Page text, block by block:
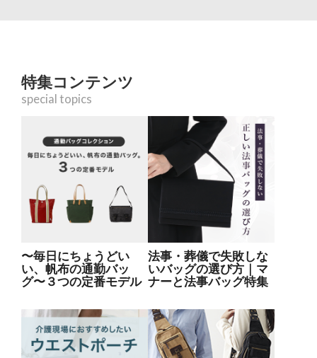
特集コンテンツ
special topics
〜毎日にちょうどい
い、帆布の通勤バッ
グ〜３つの定番モデル
法事・葬儀で失敗しな
いバッグの選び方｜マ
ナーと法事バッグ特集